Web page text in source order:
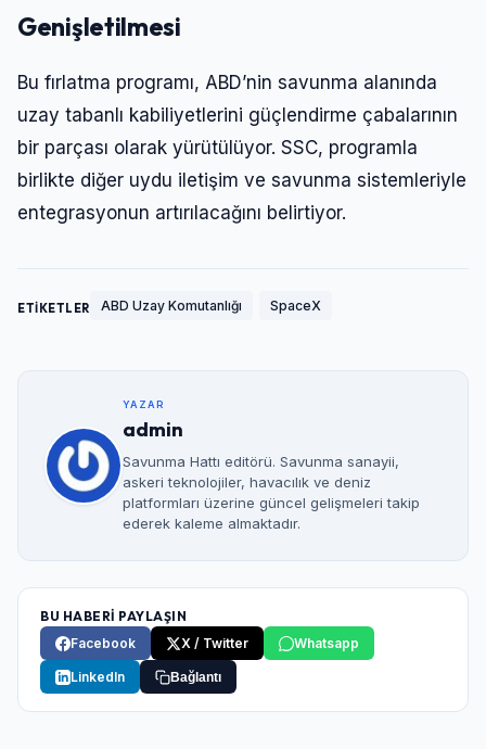
Genişletilmesi
Bu fırlatma programı, ABD’nin savunma alanında
uzay tabanlı kabiliyetlerini güçlendirme çabalarının
bir parçası olarak yürütülüyor. SSC, programla
birlikte diğer uydu iletişim ve savunma sistemleriyle
entegrasyonun artırılacağını belirtiyor.
ETİKETLER ABD Uzay Komutanlığı SpaceX
YAZAR
admin
Savunma Hattı editörü. Savunma sanayii,
askeri teknolojiler, havacılık ve deniz
platformları üzerine güncel gelişmeleri takip
ederek kaleme almaktadır.
BU HABERİ PAYLAŞIN
Facebook
X / Twitter Whatsapp
LinkedIn Bağlantı